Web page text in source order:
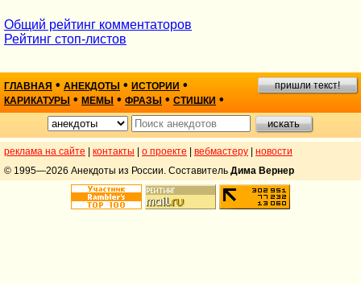
Общий рейтинг комментаторов
Рейтинг стоп-листов
ГЛАВНАЯ • АНЕКДОТЫ • ИСТОРИИ •
КАРИКАТУРЫ • МЕМЫ • ФРАЗЫ • СТИШКИ •
пришли текст!
реклама на сайте контакты о проекте вебмастеру
новости
© 1995—2026 Анекдоты из России. Составитель Дима Вернер